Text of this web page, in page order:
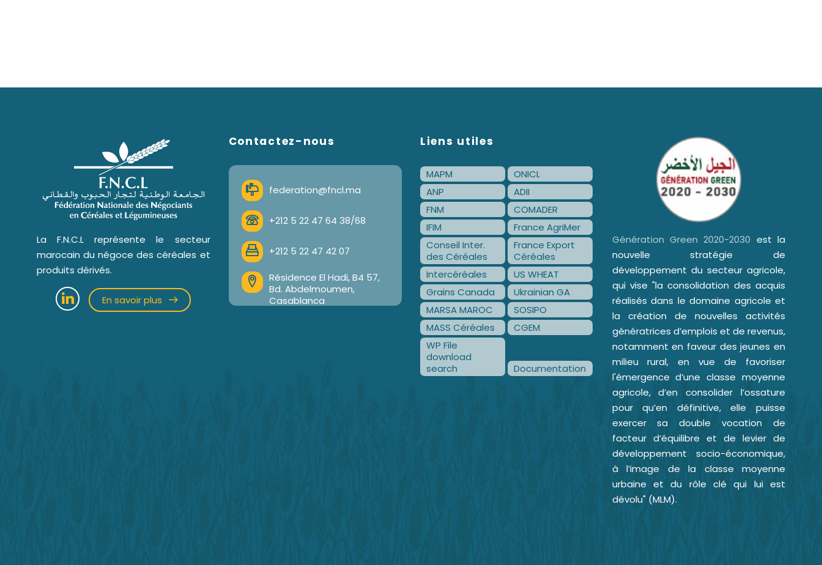
La F.N.C.L représente le secteur
marocain du négoce des céréales et
produits dérivés.
En savoir plus
Contactez-nous
federation@fncl.ma
+212 5 22 47 64 38/68
+212 5 22 47 42 07
Résidence El Hadi, B4 57,
Bd. Abdelmoumen,
Casablanca
Liens utiles
MAPM
ONICL
ANP
ADII
FNM
COMADER
IFIM
France AgriMer
Conseil Inter.
des Céréales
France Export
Céréales
Intercéréales
US WHEAT
Grains Canada
Ukrainian GA
MARSA MAROC
SOSIPO
MASS Céréales
CGEM
WP File
download
search
Documentation
Génération Green 2020-2030 est la
nouvelle stratégie de
développement du secteur agricole,
qui vise "la consolidation des acquis
réalisés dans le domaine agricole et
la création de nouvelles activités
génératrices d’emplois et de revenus,
notamment en faveur des jeunes en
milieu rural, en vue de favoriser
l'émergence d’une classe moyenne
agricole, d’en consolider l’ossature
pour qu’en définitive, elle puisse
exercer sa double vocation de
facteur d’équilibre et de levier de
développement socio-économique,
à l’image de la classe moyenne
urbaine et du rôle clé qui lui est
dévolu" (MLM).